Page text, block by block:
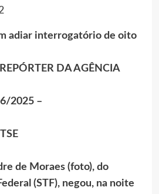
adiar interrogatório de oito
DA AGÊNCIA
2025 –
de Moraes (foto), do
(STF), negou, na noite